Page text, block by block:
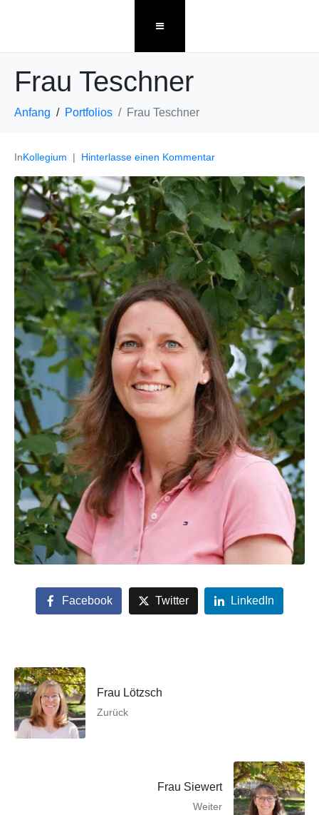
Frau Teschner
Anfang Portfolios Frau Teschner
InKollegium Hinterlasse einen Kommentar
Facebook Twitter LinkedIn
Frau Lötzsch
Zurück
Frau Siewert
Weiter